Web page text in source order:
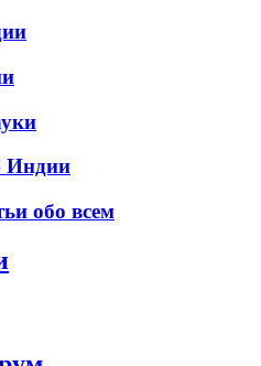
Индии
обо всем